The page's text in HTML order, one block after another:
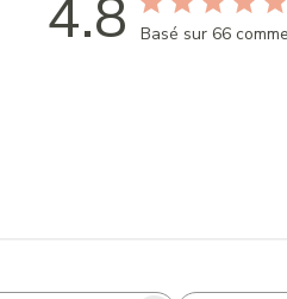
4.8 Basé sur 66